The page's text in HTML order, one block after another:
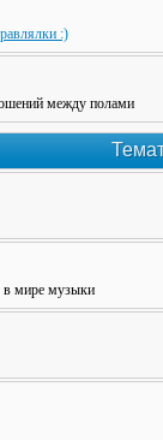
:)
между полами
мире музыки